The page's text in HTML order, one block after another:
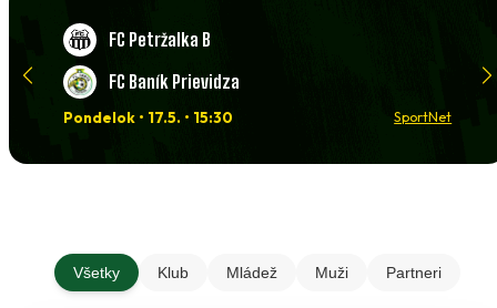
FC Petržalka B
FC Baník Prievidza
Pondelok • 17.5. • 15:30 SportNet
Všetky Klub Mládež Muži Partneri